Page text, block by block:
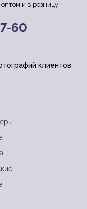
и в розницу
60
клиентов